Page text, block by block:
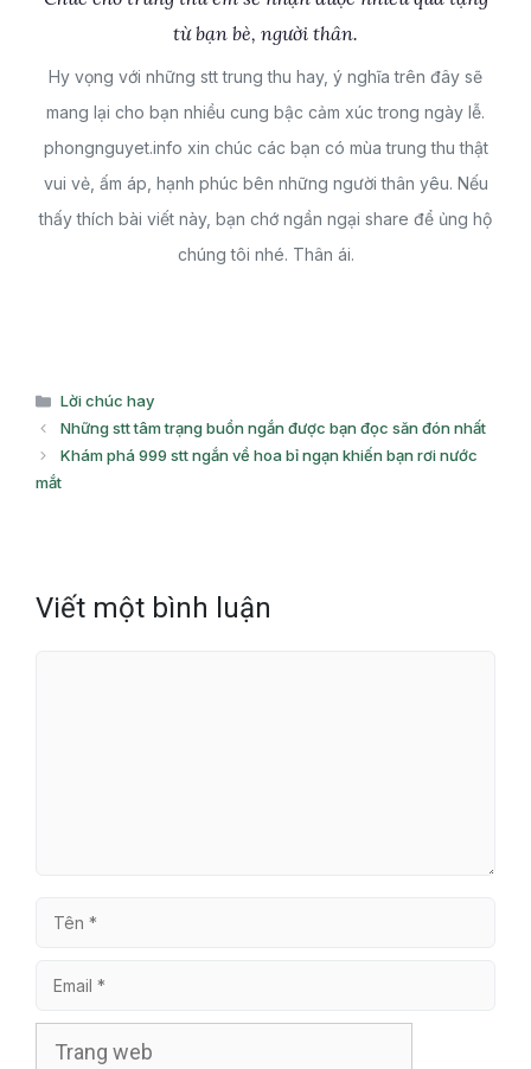
từ bạn bè, người thân.
Hy vọng với những stt trung thu hay, ý nghĩa trên đây sẽ
mang lại cho bạn nhiều cung bậc cảm xúc trong ngày lễ.
phongnguyet.info xin chúc các bạn có mùa trung thu thật
vui vẻ, ấm áp, hạnh phúc bên những người thân yêu. Nếu
thấy thích bài viết này, bạn chớ ngần ngại share để ủng hộ
chúng tôi nhé. Thân ái.
Danh
mục
Lời chúc hay
Những stt tâm trạng buồn ngắn được bạn đọc săn đón nhất
Khám phá 999 stt ngắn về hoa bỉ ngạn khiến bạn rơi nước
mắt
Viết một bình luận
Tên
Email